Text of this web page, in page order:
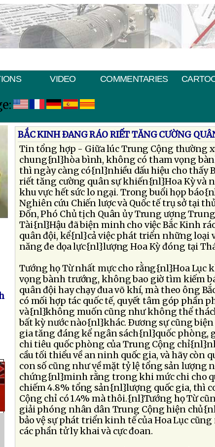
VIDEO COMMENTARIES
BẮC KINH ÐANG RÁO RIẾT TĂNG CƯỜNG
Tin tổng hợp - Giữa lúc Trung Cộng thường
chung{nl}hòa bình, không có tham vọng
thì ngày càng có{nl}nhiều dấu hiệu cho thấy
riết tăng cường quân sự khiến{nl}Hoa Kỳ và
khu vực hết sức lo ngại. Trong buổi họp
Nghiên cứu Chiến lược và Quốc tế trụ sở tại
Ðốn, Phó Chủ tịch Quân ủy Trung ương
Tài{nl}Hậu đã biện minh cho việc Bắc Kinh
quân đội, kể{nl}cả việc phát triển những loại
năng đe dọa lực{nl}lượng Hoa Kỳ đóng tại
Tướng họ Từ nhất mực cho rằng{nl}Hoa Lục
vọng bành trướng, không bao giờ tìm kiếm
quân đội hay chạy đua võ khí, mà theo ông
có mối hợp tác quốc tế, quyết tâm góp phần
và{nl}không muốn cũng như không thể
bất kỳ nước nào{nl}khác. Ðương sự cũng biện
gia tăng đáng kể ngân sách{nl}quốc phòng,
chi tiêu quốc phòng của Trung Cộng
cầu tối thiểu về an ninh quốc gia, và hãy còn
con số cũng như về mặt tỷ lệ tổng sản lượng
chứng{nl}minh rằng trong khi mức chi cho
chiếm 4.8% tổng sản{nl}lượng quốc gia, thì
Cộng chỉ có 1.4% mà thôi.{nl}Tướng họ Từ
giải phóng nhân dân Trung Cộng hiện
bảo vệ sự phát triển kinh tế của Hoa Lục
các phần tử ly khai và cực đoan.